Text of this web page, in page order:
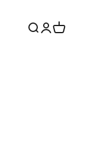
SucheAnmelden